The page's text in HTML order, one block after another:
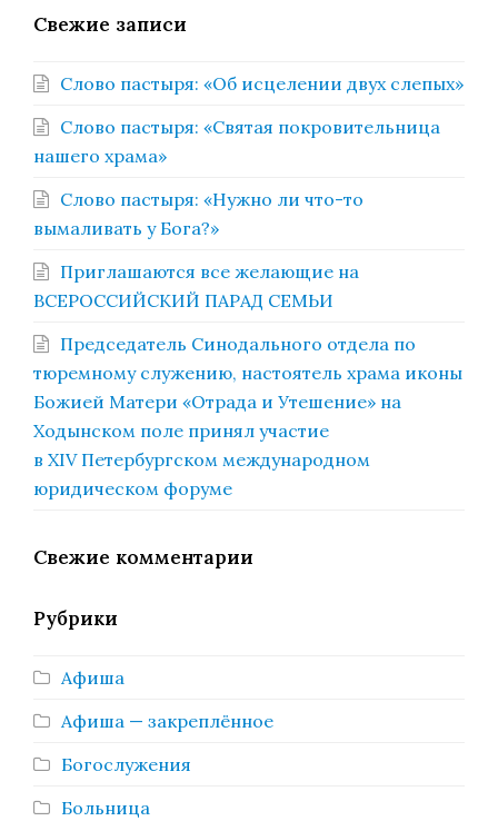
Свежие записи
Слово пастыря: «Об исцелении двух слепых»
Слово пастыря: «Святая покровительница
нашего храма»
Слово пастыря: «Нужно ли что-то
вымаливать у Бога?»
Приглашаются все желающие на
ВСЕРОССИЙСКИЙ ПАРАД СЕМЬИ
Председатель Синодального отдела по
тюремному служению, настоятель храма иконы
Божией Матери «Отрада и Утешение» на
Ходынском поле принял участие
в XIV Петербургском международном
юридическом форуме
Свежие комментарии
Рубрики
Афиша
Афиша — закреплённое
Богослужения
Больница